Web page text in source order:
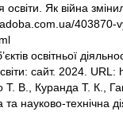
освіти. Як війна
403870-
освітньої
сайт. 2024.
Т. В., Куранда Т. К.,
науково-технічна